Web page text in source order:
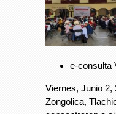
e-consulta
Viernes, Junio 2,
Zongolica,